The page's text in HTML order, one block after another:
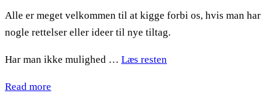
Alle er meget velkommen til at kigge forbi os, hvis man har
nogle rettelser eller ideer til nye tiltag.
Har man ikke mulighed … Læs resten
Read more